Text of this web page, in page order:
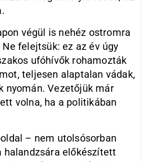
végül is nehéz ostromra
felejtsük: ez az év úgy
ufóhívők rohamozták
teljesen alaptalan vádak,
nyomán. Vezetőjük már
volna, ha a politikában
– nem utolsósorban
halandzsára előkészített